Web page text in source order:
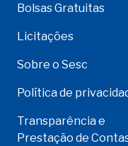
Bolsas Gratuitas
Licitações
Sobre o Sesc
Política de
Transparência e
Prestação de